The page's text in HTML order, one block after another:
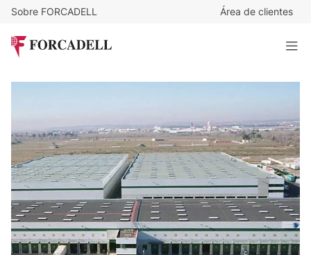
Sobre FORCADELL Área de clientes
Nave logística en alquiler de 10.651 m² - Alcala de Henares,
Madrid.